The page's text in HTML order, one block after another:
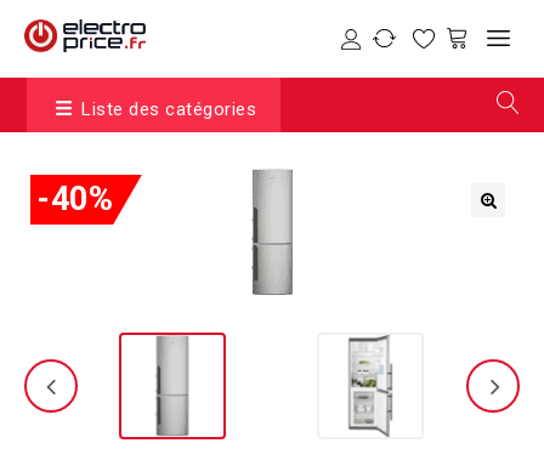
Liste des catégories
-40%